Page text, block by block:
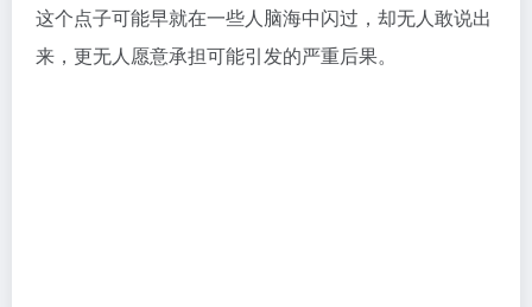
这个点子可能早就在一些人脑海中闪过，却无人敢说出
来，更无人愿意承担可能引发的严重后果。